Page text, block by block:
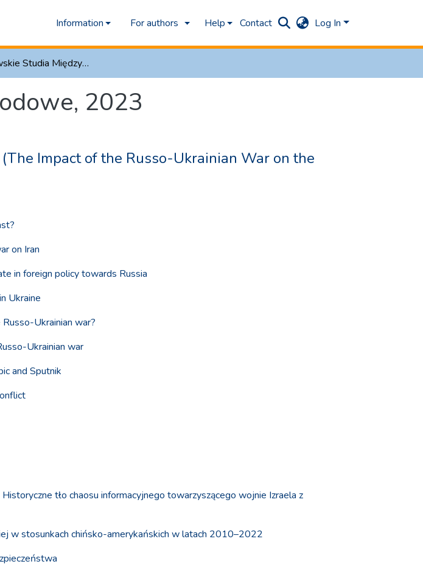
Information For authors Help Contact Log In
Krakowskie Studia Międzynarodowe, 2023
2023
(The Impact of the Russo-Ukrainian War on the
on Iran
in foreign policy towards Russia
Ukraine
Ukrainian war?
Ukrainian war
and Sputnik
tło chaosu informacyjnego towarzyszącego wojnie Izraela z
w stosunkach chińsko-amerykańskich w latach 2010–2022